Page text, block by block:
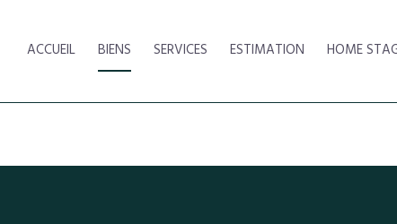
ACCUEIL BIENS SERVICES ESTIMATION HOME